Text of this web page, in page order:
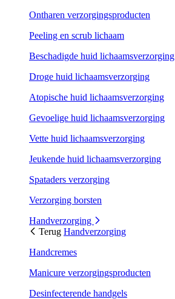
Ontharen verzorgingsproducten
Peeling en scrub lichaam
Beschadigde huid lichaamsverzorging
Droge huid lichaamsverzorging
Atopische huid lichaamsverzorging
Gevoelige huid lichaamsverzorging
Vette huid lichaamsverzorging
Jeukende huid lichaamsverzorging
Spataders verzorging
Verzorging borsten
Handverzorging
Terug Handverzorging
Handcremes
Manicure verzorgingsproducten
Desinfecterende handgels